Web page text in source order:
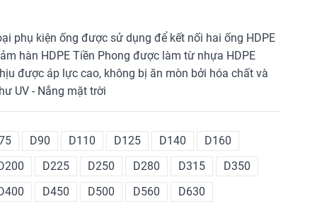
phụ kiện ống được sử dụng để kết nối hai ống HDPE
hàn HDPE Tiền Phong được làm từ nhựa HDPE
được áp lực cao, không bị ăn mòn bởi hóa chất và
UV - Nắng mặt trời
D90 D110 D125 D140
D160
D225 D250 D280 D315
D350
D450 D500 D560 D630